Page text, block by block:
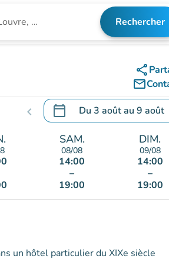
Rechercher
share
mail_outline
chevron_left calendar_today Du 3 aoûtau 9 août
.Ouvrir le calendrier pour
SAM.
08/08
14:00
–
19:00
DIM.
09/08
14:00
–
19:00
un hôtel particulier du XIXe siècle